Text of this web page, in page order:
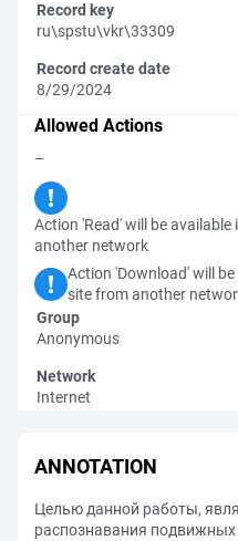
Record key
ru\spstu\vkr\33309
Record create date
8/29/2024
Allowed Actions
–
Action 'Read' will be
another network
Action 'Download' will
site from another
Group
Anonymous
Network
Internet
ANNOTATION
Целью данной работы,
распознавания